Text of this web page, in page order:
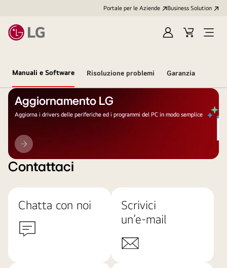
Portale per le Aziende Business Solution
AccediCart
Open
Manuali e Software Risoluzione problemi Garanzia
Aggiornamento LG
Aggiorna i drivers delle periferiche ed i programmi del PC in modo semplice
Aggiornamento
LG
Contattaci
Chatta con noi
Scrivici
un’e-mail